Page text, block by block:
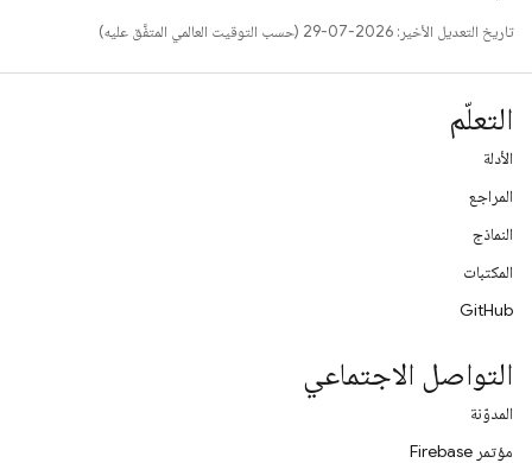
تاريخ التعديل الأخير: 2026-07-29 (حسب التوقيت العالمي المتفَّق عليه)
التعلّم
الأدلة
المراجع
النماذج
المكتبات
GitHub
التواصل الاجتماعي
المدوّنة
مؤتمر Firebase